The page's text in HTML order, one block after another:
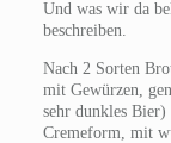
Und was wir da
beschreiben.
Nach 2 Sorten
mit Gewürzen,
sehr dunkles Bier)
Cremeform, mit